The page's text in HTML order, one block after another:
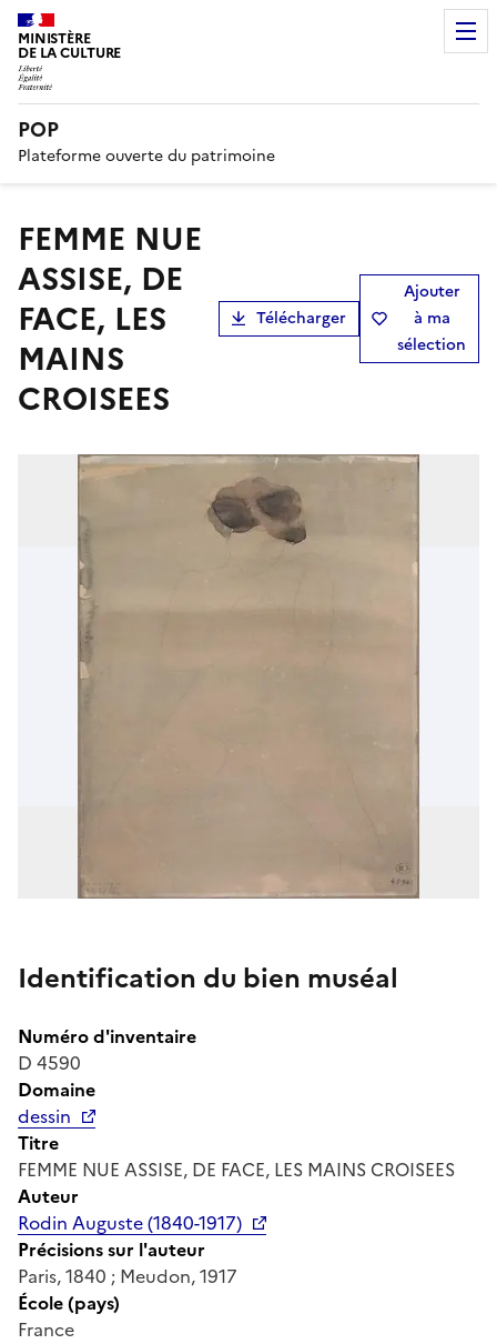
MINISTÈRE
DE LA CULTURE
POP
Plateforme ouverte du patrimoine
FEMME NUE
ASSISE, DE
FACE, LES
MAINS
CROISEES
Télécharger
Ajouter
à ma
sélection
Identification du bien muséal
Numéro d'inventaire
D 4590
Domaine
dessin
Titre
FEMME NUE ASSISE, DE FACE, LES MAINS CROISEES
Auteur
Rodin Auguste (1840-1917)
Précisions sur l'auteur
Paris, 1840 ; Meudon, 1917
École (pays)
France